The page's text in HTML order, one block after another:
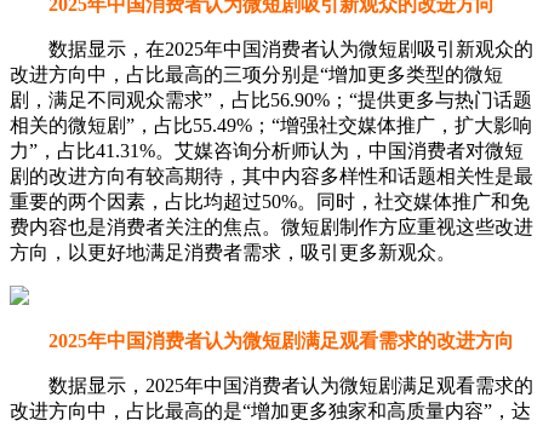
2025年中国消费者认为微短剧满足观看需求的改进方向
数据显示，2025年中国消费者认为微短剧满足观看需求的
改进方向中，占比最高的是“增加更多独家和高质量内容”，达
到59.62%。其次是“提供更多与长剧相关的衍生微短剧”，占比
53.62%。第三位是“增强社交互动功能，如评论和分享”，占比
41.97%。艾媒咨询分析师认为，这一需求分布清晰指明了微
短剧行业未来的升级路径。用户对“独家与高质量内容”的迫切
需求，标志着市场已从追求规模增量转向注重品质提升；而对
“长剧衍生微短剧”的期待，则揭示了IP协同与内容矩阵化发展
作为社交货币的属性，通过强化互动功能构建社区生态，将成